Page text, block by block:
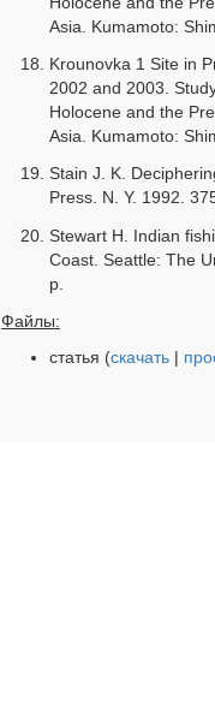
Asia. Kumamoto:
Krounovka 1 Site in
2002 and 2003.
Holocene and the
Asia. Kumamoto:
Stain J. K.
Press. N. Y. 1992.
Stewart H. Indian
Coast. Seattle: The
p.
Файлы:
статья (скачать |